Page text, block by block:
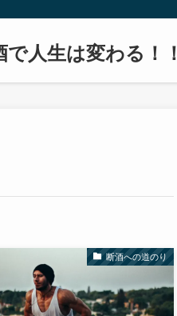
で人生は変わる！！
断酒への道のり